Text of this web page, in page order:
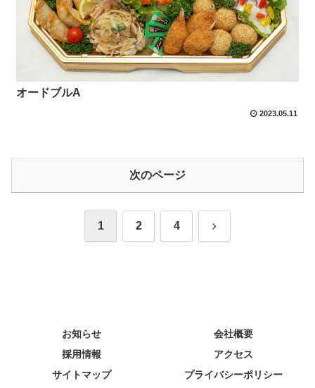
オードブルA
2023.05.11
次のページ
1 2 4 次
お知らせ
会社概要
採用情報
アクセス
サイトマップ
プライバシーポリシー